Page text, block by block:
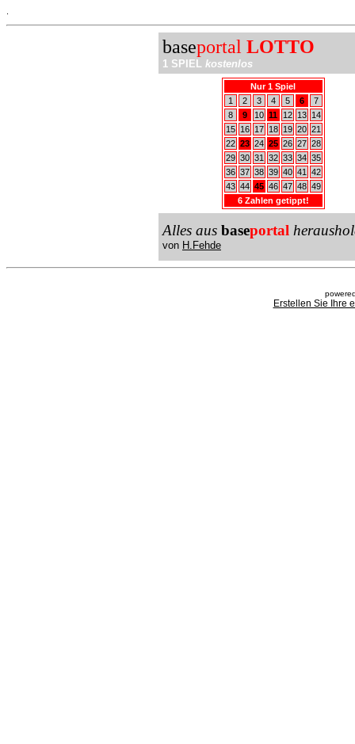
baseportal LOTTO
1 SPIEL kostenlos
Nur 1 Spiel
1
2 3 4 5 6
7
8
9 10 11 12 13
14
15
16 17 18 19 20 21
22 23 24 25 26 27 28
29 30 31 32 33 34 35
36 37 38 39 40 41
42
43 44 45 46 47 48 49
6 Zahlen getippt!
Alles aus baseportal
von H.Fehde
Erstellen Sie Ihre